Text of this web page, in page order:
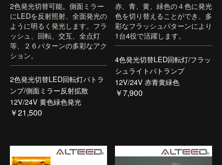
2色発光切替可能。側面ミラー
にLEDを反射照射、全面発光の
ように明るく発光します。フラ
ッシュ、回転、交互、全点灯
等、２６パターンの多彩なアク
ション。
2色発光切替LED回転灯パトラ
ンプ/側面ミラー反射拡散
12V/24V 黄色緑色発光
￥21,500
赤、青、黄、緑色の４色に発光
色を切り替えることができ、多
彩なフラッシュパターンにより
1台4役で活躍します。
4色発光切替LED回転灯/フラッ
シュライトパトランプ
12V/24V 赤青黄緑色
￥7,900